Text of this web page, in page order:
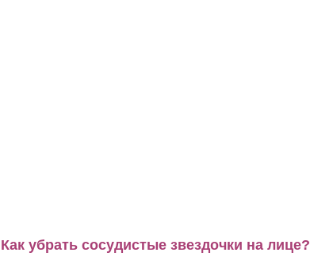
Как убрать сосудистые звездочки на лице?